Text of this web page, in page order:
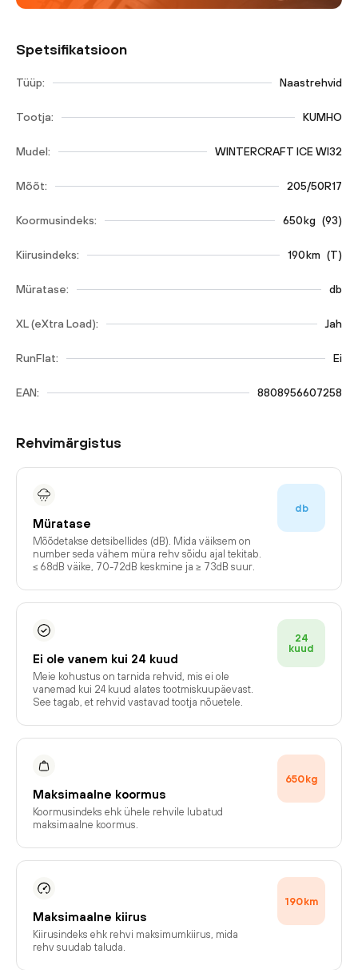
Spetsifikatsioon
Tüüp: Naastrehvid
Tootja: KUMHO
Mudel: WINTERCRAFT ICE WI32
Mõõt: 205/50R17
Koormusindeks: 650kg (93)
Kiirusindeks: 190km (T)
Müratase: db
XL (eXtra Load): Jah
RunFlat: Ei
EAN: 8808956607258
Rehvimärgistus
Müratase
Mõõdetakse detsibellides (dB). Mida väiksem on
number seda vähem müra rehv sõidu ajal tekitab.
≤ 68dB väike, 70-72dB keskmine ja ≥ 73dB suur.
db
Ei ole vanem kui 24 kuud
Meie kohustus on tarnida rehvid, mis ei ole
vanemad kui 24 kuud alates tootmiskuupäevast.
See tagab, et rehvid vastavad tootja nõuetele.
24
kuud
Maksimaalne koormus
Koormusindeks ehk ühele rehvile lubatud
maksimaalne koormus.
650kg
Maksimaalne kiirus
Kiirusindeks ehk rehvi maksimumkiirus, mida
rehv suudab taluda.
190km